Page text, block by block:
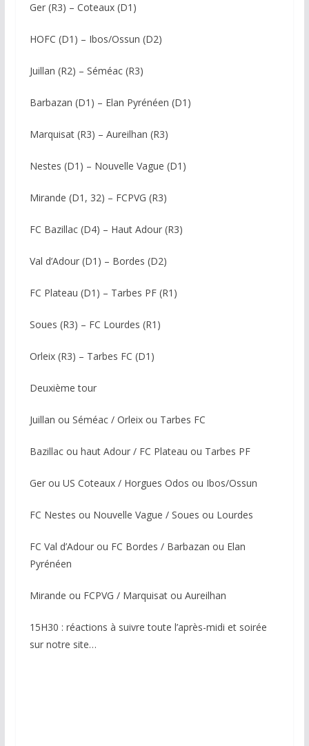
Ger (R3) – Coteaux (D1)
HOFC (D1) – Ibos/Ossun (D2)
Juillan (R2) – Séméac (R3)
Barbazan (D1) – Elan Pyrénéen (D1)
Marquisat (R3) – Aureilhan (R3)
Nestes (D1) – Nouvelle Vague (D1)
Mirande (D1, 32) – FCPVG (R3)
FC Bazillac (D4) – Haut Adour (R3)
Val d’Adour (D1) – Bordes (D2)
FC Plateau (D1) – Tarbes PF (R1)
Soues (R3) – FC Lourdes (R1)
Orleix (R3) – Tarbes FC (D1)
Deuxième tour
Juillan ou Séméac / Orleix ou Tarbes FC
Bazillac ou haut Adour / FC Plateau ou Tarbes PF
Ger ou US Coteaux / Horgues Odos ou Ibos/Ossun
FC Nestes ou Nouvelle Vague / Soues ou Lourdes
FC Val d’Adour ou FC Bordes / Barbazan ou Elan
Pyrénéen
Mirande ou FCPVG / Marquisat ou Aureilhan
15H30 : réactions à suivre toute l’après-midi et soirée
sur notre site…